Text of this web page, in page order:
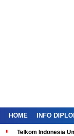
HOME INFO
Telkom Indonesia